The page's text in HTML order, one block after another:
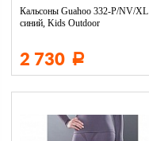
Кальсоны Guahoo 332-Р/NV/XL
синий, Kids Outdoor
2 730 Р